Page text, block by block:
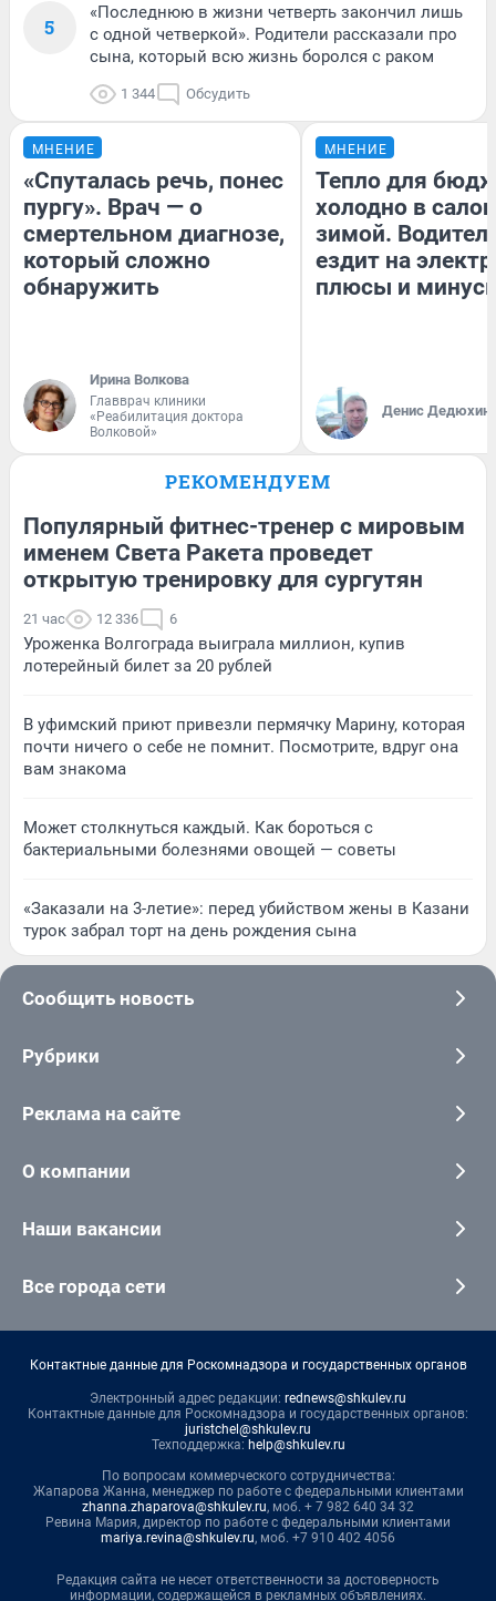
5
«Последнюю в жизни четверть закончил лишь
с одной четверкой». Родители рассказали про
сына, который всю жизнь боролся с раком
1 344 Обсудить
МНЕНИЕ
«Спуталась речь, понес
пургу». Врач — о
смертельном диагнозе,
который сложно
обнаружить
Ирина Волкова
Главврач клиники
«Реабилитация доктора
Волковой»
МНЕНИЕ
Тепло для
холодно в
зимой.
ездит на
плюсы и
Денис Дедюхин
РЕКОМЕНДУЕМ
Популярный фитнес-тренер с мировым
именем Света Ракета проведет
открытую тренировку для сургутян
21 час 12 336 6
Уроженка Волгограда выиграла миллион, купив
лотерейный билет за 20 рублей
В уфимский приют привезли пермячку Марину, которая
почти ничего о себе не помнит. Посмотрите, вдруг она
вам знакома
Может столкнуться каждый. Как бороться с
бактериальными болезнями овощей — советы
«Заказали на 3-летие»: перед убийством жены в Казани
турок забрал торт на день рождения сына
Сообщить новость
Рубрики
Реклама на сайте
О компании
Наши вакансии
Все города сети
Контактные данные для Роскомнадзора и государственных органов
Электронный адрес редакции: rednews@shkulev.ru
Контактные данные для Роскомнадзора и государственных органов:
juristchel@shkulev.ru
Техподдержка: help@shkulev.ru
По вопросам коммерческого сотрудничества:
Жапарова Жанна, менеджер по работе с федеральными клиентами
zhanna.zhaparova@shkulev.ru, моб. + 7 982 640 34 32
Ревина Мария, директор по работе с федеральными клиентами
mariya.revina@shkulev.ru, моб. +7 910 402 4056
Редакция сайта не несет ответственности за достоверность
информации, содержащейся в рекламных объявлениях.